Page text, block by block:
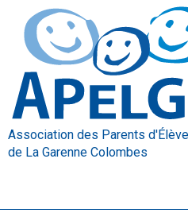
Association des Parents
de La Garenne Colombes